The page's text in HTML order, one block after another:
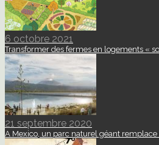
6 octobre 2021
Transformer des fermes en logements «
21 septembre 2020
A Mexico, un parc naturel géant